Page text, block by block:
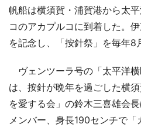
帆船は横須賀・浦賀港から太
コのアカプルコに到着した。
を記念し、「按針祭」を毎年8
ヴェンツーラ号の「太平洋
は、按針が晩年を過ごした横
を愛する会」の鈴木三喜雄会
メンバー、身長190センチで